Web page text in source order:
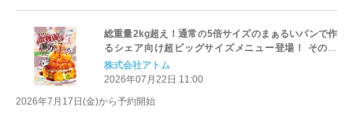
総重量2kg超え！通常の5倍サイズのまぁるいパンで作
るシェア向け超ビッグサイズメニュー登場！ その名
も、「血糖値の暴力。」と「まぁるいパンの反抗期!!」
株式会社アトム
2026年07月22日 11:00
2026年7月17日(金)から予約開始